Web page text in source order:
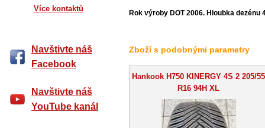
Více kontaktů
Navštivte náš
Facebook
Navštivte náš
YouTube kanál
Rok výroby DOT 2006. Hloubka dezénu
Zboží s podobnými parametry
Hankook H750 KINERGY 4S 2 205/55
R16 94H XL